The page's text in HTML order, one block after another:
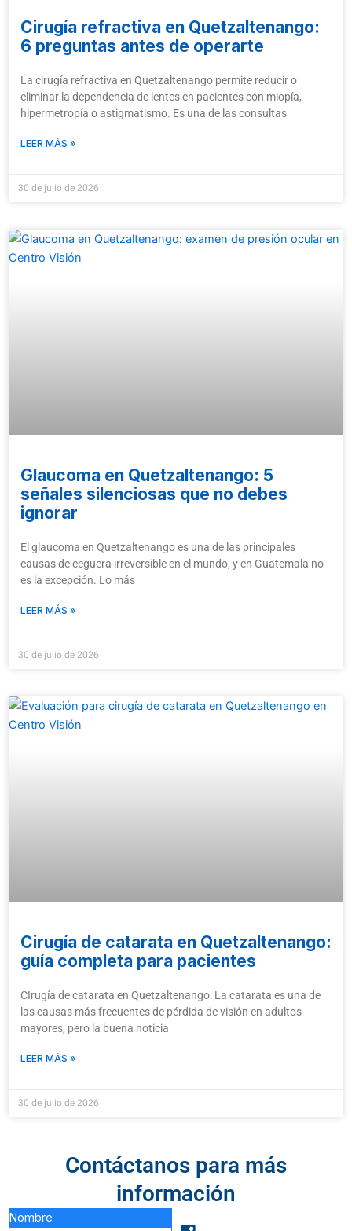
Cirugía refractiva en Quetzaltenango:
6 preguntas antes de operarte
La cirugía refractiva en Quetzaltenango permite reducir o
eliminar la dependencia de lentes en pacientes con miopía,
hipermetropía o astigmatismo. Es una de las consultas
LEER MÁS »
30 de julio de 2026
Glaucoma en Quetzaltenango: 5
señales silenciosas que no debes
ignorar
El glaucoma en Quetzaltenango es una de las principales
causas de ceguera irreversible en el mundo, y en Guatemala no
es la excepción. Lo más
LEER MÁS »
30 de julio de 2026
Cirugía de catarata en Quetzaltenango:
guía completa para pacientes
CIrugía de catarata en Quetzaltenango: La catarata es una de
las causas más frecuentes de pérdida de visión en adultos
mayores, pero la buena noticia
LEER MÁS »
30 de julio de 2026
Contáctanos para más
información
Nombre